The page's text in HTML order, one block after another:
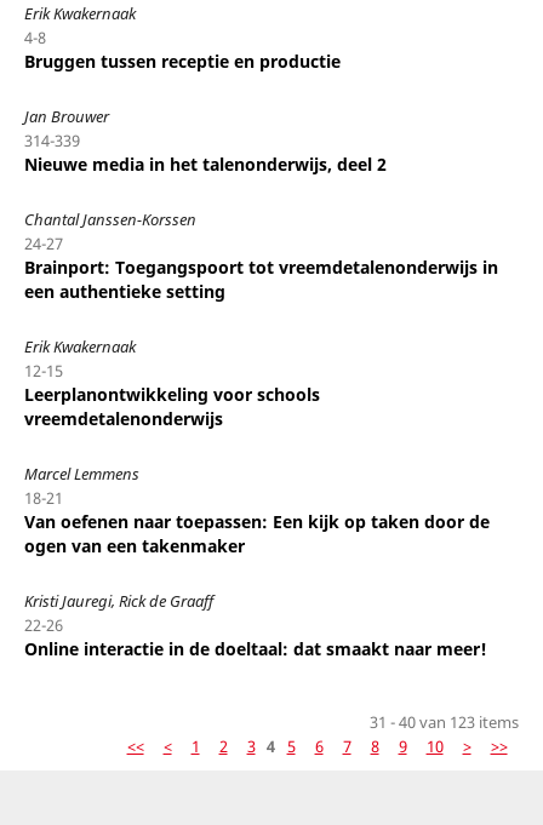
Erik Kwakernaak
4-8
Bruggen tussen receptie en productie
Jan Brouwer
314-339
Nieuwe media in het talenonderwijs, deel 2
Chantal Janssen-Korssen
24-27
Brainport: Toegangspoort tot vreemdetalenonderwijs in
een authentieke setting
Erik Kwakernaak
12-15
Leerplanontwikkeling voor schools
vreemdetalenonderwijs
Marcel Lemmens
18-21
Van oefenen naar toepassen: Een kijk op taken door de
ogen van een takenmaker
Kristi Jauregi, Rick de Graaff
22-26
Online interactie in de doeltaal: dat smaakt naar meer!
31 - 40 van 123 items
<<
< 1 2 3 4 5 6 7 8 9 10 > >>